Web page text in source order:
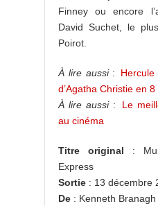
Finney ou encore
David Suchet, le
Poirot.
À lire aussi:
d’Agatha Christie en
À lire aussi:
Le
au cinéma
Titre original :
Express
Sortie : 13 décembre
De : Kenneth Branagh